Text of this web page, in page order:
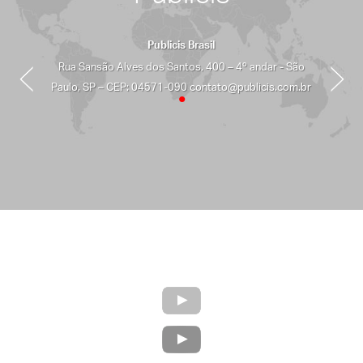
Publicis Brasil
Rua Sansão Alves dos Santos, 400 – 4º andar - São
Paulo, SP – CEP: 04571-090 contato@publicis.com.br
•